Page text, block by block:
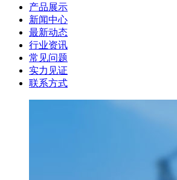
产品展示
新闻中心
最新动态
行业资讯
常见问题
实力见证
联系方式